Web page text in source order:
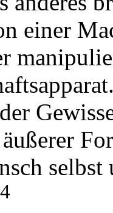
einer